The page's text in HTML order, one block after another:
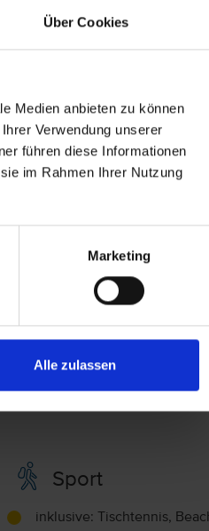
Über Cookies
Medien anbieten zu können
Verwendung unserer
führen diese Informationen
im Rahmen Ihrer Nutzung
Marketing
Alle zulassen
Sport
inklusive: Tischtennis,